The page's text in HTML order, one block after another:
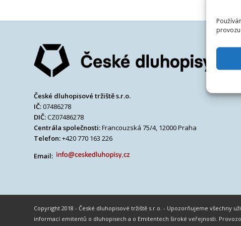
České dluhopisové tržiště s.r.o.
IČ:07486278
DIČ:CZ07486278
Centrála společnosti:Francouzská 75/4, 12000 Praha
Telefon:+420 770 163 226
Email:
Copyright 2018 - České dluhopisové tržiště s.r.o. - Upozorňujeme
informací emitentů o dluhopisech a o Emitentech široké veřejnosti.